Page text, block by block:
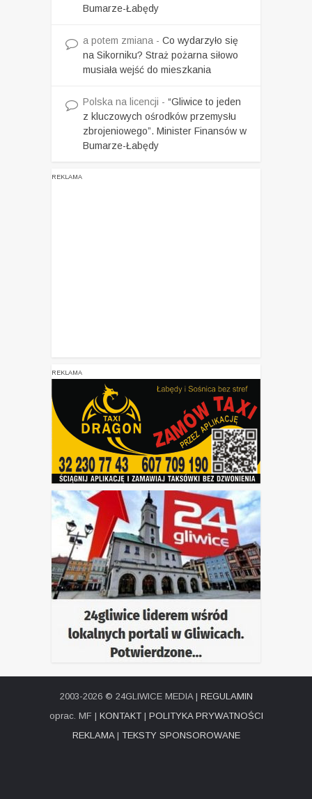
Bumarze-Łabędy
a potem zmiana - Co wydarzyło się
na Sikorniku? Straż pożarna siłowo
musiała wejść do mieszkania
Polska na licencji - “Gliwice to jeden
z kluczowych ośrodków przemysłu
zbrojeniowego”. Minister Finansów w
Bumarze-Łabędy
REKLAMA
REKLAMA
2003-2026 © 24GLIWICE MEDIA | REGULAMIN
oprac. MF | KONTAKT| POLITYKA PRYWATNOŚCI
REKLAMA| TEKSTY SPONSOROWANE